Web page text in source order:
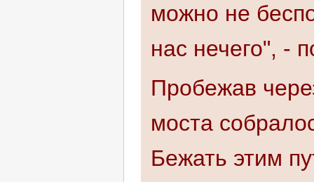
можно не
нас нечего", -
Пробежав
моста
Бежать этим